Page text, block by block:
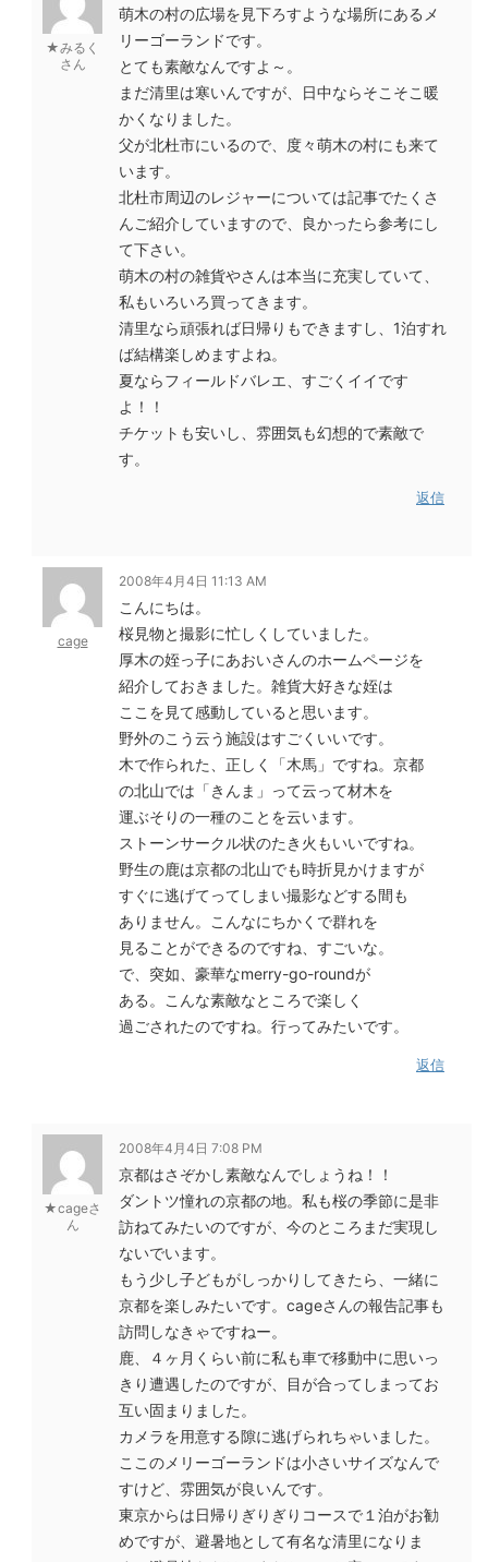
★みるく
さん
萌木の村の広場を見下ろすような場所にあるメ
リーゴーランドです。
とても素敵なんですよ～。
まだ清里は寒いんですが、日中ならそこそこ暖
かくなりました。
父が北杜市にいるので、度々萌木の村にも来て
います。
北杜市周辺のレジャーについては記事でたくさ
んご紹介していますので、良かったら参考にし
て下さい。
萌木の村の雑貨やさんは本当に充実していて、
私もいろいろ買ってきます。
清里なら頑張れば日帰りもできますし、1泊すれ
ば結構楽しめますよね。
夏ならフィールドバレエ、すごくイイです
よ！！
チケットも安いし、雰囲気も幻想的で素敵で
す。
返信
cage
2008年4月4日 11:13 AM
こんにちは。
桜見物と撮影に忙しくしていました。
厚木の姪っ子にあおいさんのホームページを
紹介しておきました。雑貨大好きな姪は
ここを見て感動していると思います。
野外のこう云う施設はすごくいいです。
木で作られた、正しく「木馬」ですね。京都
の北山では「きんま」って云って材木を
運ぶそりの一種のことを云います。
ストーンサークル状のたき火もいいですね。
野生の鹿は京都の北山でも時折見かけますが
すぐに逃げてってしまい撮影などする間も
ありません。こんなにちかくで群れを
見ることができるのですね、すごいな。
で、突如、豪華なmerry-go-roundが
ある。こんな素敵なところで楽しく
過ごされたのですね。行ってみたいです。
返信
★cageさ
ん
2008年4月4日 7:08 PM
京都はさぞかし素敵なんでしょうね！！
ダントツ憧れの京都の地。私も桜の季節に是非
訪ねてみたいのですが、今のところまだ実現し
ないでいます。
もう少し子どもがしっかりしてきたら、一緒に
京都を楽しみたいです。cageさんの報告記事も
訪問しなきゃですねー。
鹿、４ヶ月くらい前に私も車で移動中に思いっ
きり遭遇したのですが、目が合ってしまってお
互い固まりました。
カメラを用意する隙に逃げられちゃいました。
ここのメリーゴーランドは小さいサイズなんで
すけど、雰囲気が良いんです。
東京からは日帰りぎりぎりコースで１泊がお勧
めですが、避暑地として有名な清里になりま